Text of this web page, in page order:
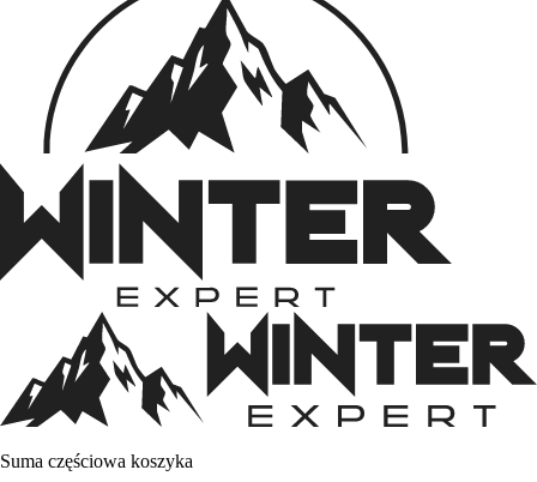
Suma częściowa koszyka